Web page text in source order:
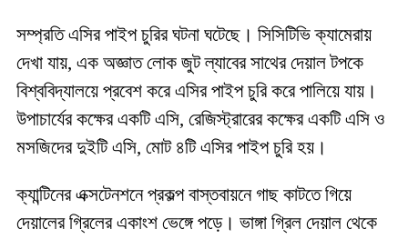
সম্প্রতি এসির পাইপ চুরির ঘটনা ঘটেছে। সিসিটিভি ক্যামেরায়
দেখা যায়, এক অজ্ঞাত লোক জুট ল্যাবের সাথের দেয়াল টপকে
বিশ্ববিদ্যালয়ে প্রবেশ করে এসির পাইপ চুরি করে পালিয়ে যায়।
উপাচার্যের কক্ষের একটি এসি, রেজিস্ট্রারের কক্ষের একটি এসি ও
মসজিদের দুইটি এসি, মোট ৪টি এসির পাইপ চুরি হয়।
ক্যান্টিনের এক্সটেনশনে প্রকল্প বাস্তবায়নে গাছ কাটতে গিয়ে
দেয়ালের গ্রিলের একাংশ ভেঙ্গে পড়ে। ভাঙ্গা গ্রিল দেয়াল থেকে